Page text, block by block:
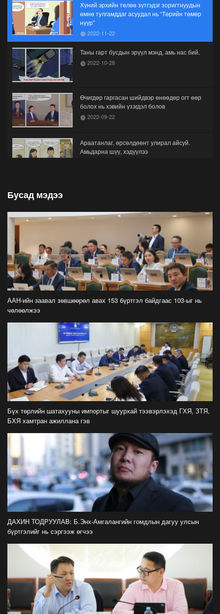
Хүний эрхийн төлөө зүтгэдэг зоригтнуудын
өмнө тулгамддаг асуудал нь “Төрийн төмөр
нүүр”
2022-11-22
Таны гарт бусдын эрүүл мэнд, амь нас бий.
2022-10-28
Өчигдөр гаргасан шийдвэр өнөөдөр огт өөр
болох нь хэвийн үзэгдэл болов
2022-09-22
Араатанлаг, өрсөлдөөнт улирал айсуй.
Амьдарна шүү, хэдүүлээ
2022-08-02
Вакцинд хамрагдсанаар хүүхдүүд нийтээр
өвдөхгүй, халдвар дамжилт саарч, хичээл
сургууль тасалдахгүй
2022-07-16
Үнийн өсөлтийг цалин хэзээ ч гүйцэхээргүй
боллоо
2022-06-30
Хурдыг 1 км/цагаар бууруулахад зам
тээврийн осол 4-5 хувиар буурдаг
2022-06-22
Завиар зам гардаг, гүүр нь нурдаг, гараж нь
усанд автдаг миний муу нийслэл хот
2022-06-20
Дарга нарын "ам"-аар бид өнөөдөр...
Дэлгүүрт гаргадаг бүдүүлэг үйлдлүүд
2022-02-09
Дэлгүүрт гаргадаг бүдүүлэг үйлдлүүд
2022-02-09
Цар тахлын үеийн ялгамжтай шийдвэрүүд
Гантиган замтай Улаанбаатарын гудамж...
2021-11-24
Бусад мэдээ
ААН-ийн заавал зөвшөөрөл авах 153 бүртгэл байдгаас 103-ыг нь
чөлөөлжээ
Бүх төрлийн шатахууны импортыг шуурхай тээвэрлэхэд ГХЯ, ЗТЯ,
БХЯ хамтран ажиллана гэв
ДАХИН ТОДРУУЛАВ: Б.Энх-Амгалангийн гомдлын дагуу улсын
бүртгэлийг нь сэргээж өгчээ